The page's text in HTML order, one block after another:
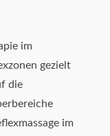
im
gezielt
die
im